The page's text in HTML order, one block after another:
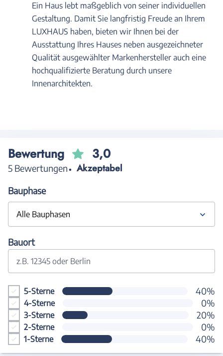
Ein Haus lebt maßgeblich von seiner individuellen
Gestaltung. Damit Sie langfristig Freude an Ihrem
LUXHAUS haben, bieten wir Ihnen bei der
Ausstattung Ihres Hauses neben ausgezeichneter
Qualität ausgewählter Markenhersteller auch eine
hochqualifizierte Beratung durch unsere
Innenarchitekten.
Bewertung 3,0
5 Bewertungen Akzeptabel
Bauphase
Alle Bauphasen
Bauort
z.B. 12345 oder Berlin
5-Sterne 40%
4-Sterne 0%
3-Sterne 20%
2-Sterne 0%
1-Sterne 40%